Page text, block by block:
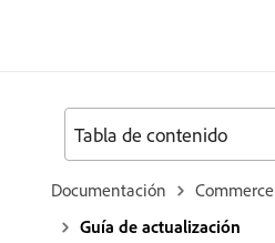
Documentación
Commerce
Guía de actualización
Tabla de contenido